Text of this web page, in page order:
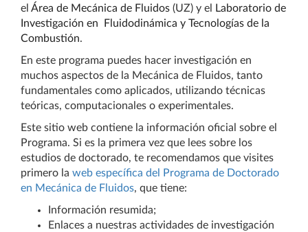
el Área de Mecánica de Fluidos (UZ) y el
Laboratorio de
Investigación en Fluidodinámica y Tecnologías de la
Combustión.
En este programa puedes hacer investigación en
muchos aspectos de la Mecánica de Fluidos, tanto
fundamentales como aplicados, utilizando técnicas
teóricas, computacionales o experimentales.
Este sitio web contiene la información oficial sobre el
Programa. Si es la primera vez que lees sobre los
estudios de doctorado, te recomendamos que visites
primero la web específica del Programa de Doctorado
en Mecánica de Fluidos, que tiene:
Información resumida;
Enlaces a nuestras actividades de investigación